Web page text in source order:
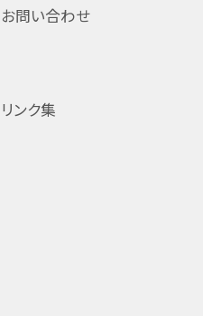
お問い合わせ
リンク集